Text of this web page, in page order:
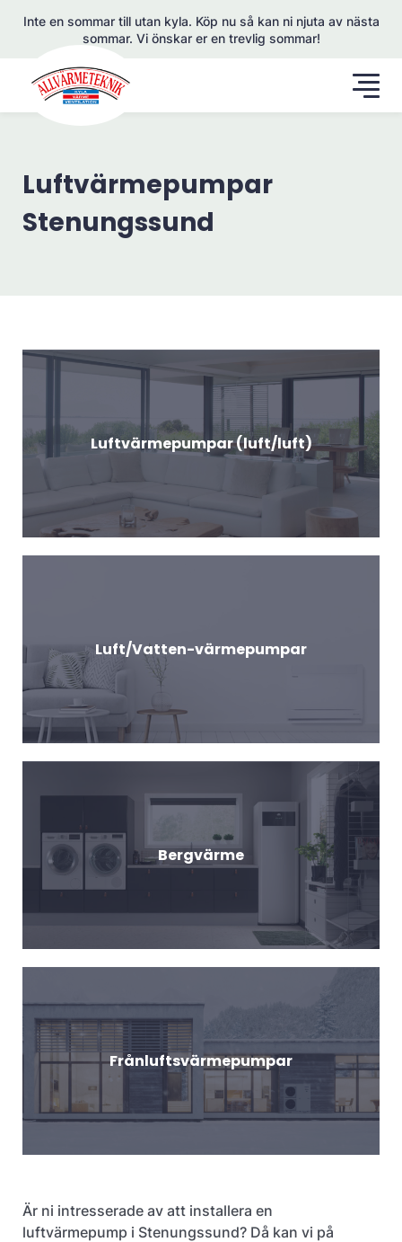
Inte en sommar till utan kyla. Köp nu så kan ni njuta av nästa
sommar. Vi önskar er en trevlig sommar!
Luftvärmepumpar
Stenungssund
Luftvärmepumpar (luft/luft)
Luft/Vatten-värmepumpar
Bergvärme
Frånluftsvärmepumpar
Är ni intresserade av att installera en
luftvärmepump i Stenungssund? Då kan vi på